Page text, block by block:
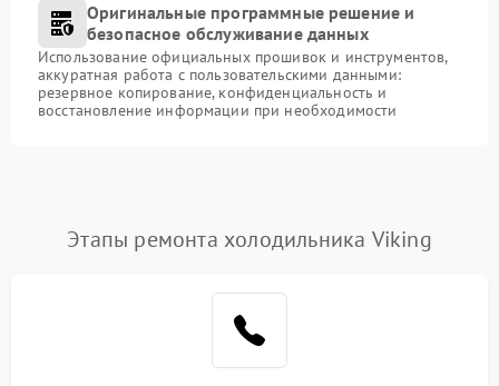
Оригинальные программные решение и
безопасное обслуживание данных
Использование официальных прошивок и инструментов,
аккуратная работа с пользовательскими данными:
резервное копирование, конфиденциальность и
восстановление информации при необходимости
Этапы ремонта холодильника Viking